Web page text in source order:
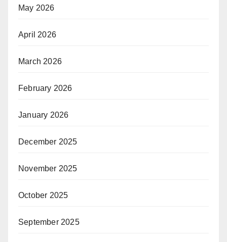
May 2026
April 2026
March 2026
February 2026
January 2026
December 2025
November 2025
October 2025
September 2025